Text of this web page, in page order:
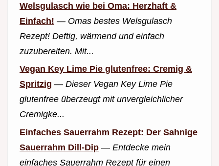
Welsgulasch wie bei Oma: Herzhaft &
Einfach! — Omas bestes Welsgulasch
Rezept! Deftig, wärmend und einfach
zuzubereiten. Mit...
Vegan Key Lime Pie glutenfree: Cremig &
Spritzig — Dieser Vegan Key Lime Pie
glutenfree überzeugt mit unvergleichlicher
Cremigke...
Einfaches Sauerrahm Rezept: Der Sahnige
Sauerrahm Dill-Dip — Entdecke mein
einfaches Sauerrahm Rezept für einen